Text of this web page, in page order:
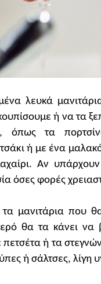
λευκά
ή να τα
όπως τα
ή με ένα
Αν
όσες φορές
μανιτάρια που
νερό θα τα κάνει
ή τα
ή σάλτσες, λίγη